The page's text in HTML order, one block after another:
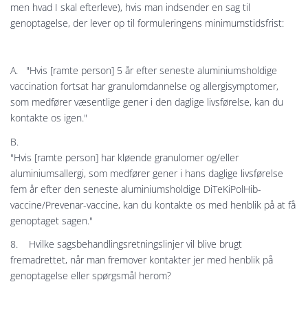
men hvad I skal efterleve), hvis man indsender en sag til
genoptagelse, der lever op til formuleringens minimumstidsfrist:
A. "Hvis [ramte person] 5 år efter seneste aluminiumsholdige
vaccination fortsat har granulomdannelse og allergisymptomer,
som medfører væsentlige gener i den daglige livsførelse, kan du
kontakte os igen."
B.
"Hvis [ramte person] har kløende granulomer og/eller
aluminiumsallergi, som medfører gener i hans daglige livsførelse
fem år efter den seneste aluminiumsholdige DiTeKiPolHib-
vaccine/Prevenar-vaccine, kan du kontakte os med henblik på at få
genoptaget sagen."
8. Hvilke sagsbehandlingsretningslinjer vil blive brugt
fremadrettet, når man fremover kontakter jer med henblik på
genoptagelse eller spørgsmål herom?